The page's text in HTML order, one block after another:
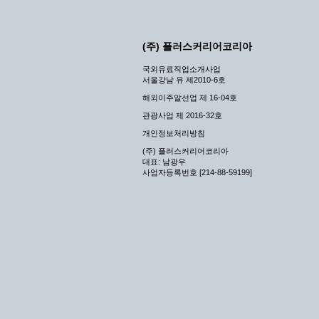
(주) 플러스커리어코리아
국외유료직업소개사업
서울강남 유 제2010-6호
해외이주알선업 제 16-04호
관광사업 제 2016-32호
개인정보처리방침
(주) 플러스커리어코리아
대표: 남광우
사업자등록번호 [214-88-59199]